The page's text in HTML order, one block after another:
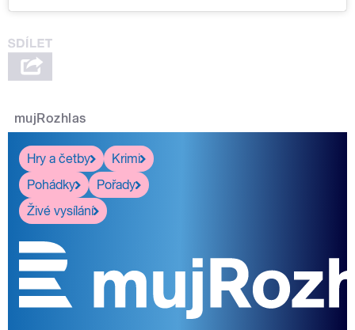
mujRozhlas
Hry a četby
Krimi
Pohádky
Pořady
Živé vysílání